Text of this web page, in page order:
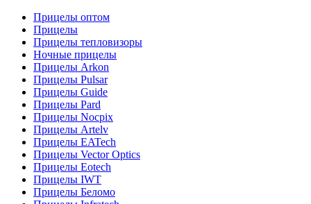
Прицелы оптом
Прицелы
Прицелы тепловизоры
Ночные прицелы
Прицелы Arkon
Прицелы Pulsar
Прицелы Guide
Прицелы Pard
Прицелы Nocpix
Прицелы Artelv
Прицелы EATech
Прицелы Vector Optics
Прицелы Eotech
Прицелы IWT
Прицелы Беломо